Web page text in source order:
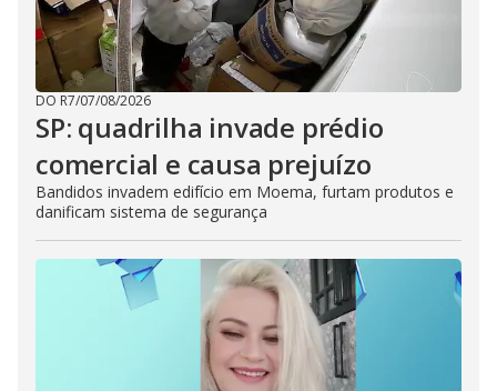
DO R7/07/08/2026
SP: quadrilha invade prédio
comercial e causa prejuízo
Bandidos invadem edifício em Moema, furtam produtos e
danificam sistema de segurança